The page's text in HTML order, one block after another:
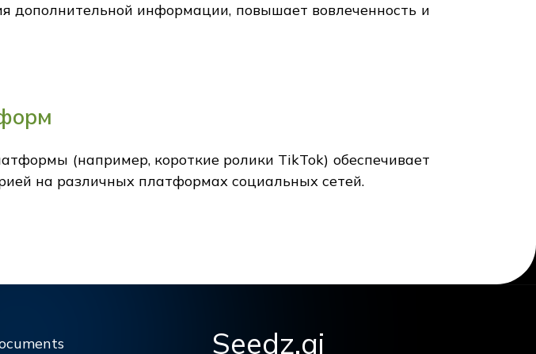
дополнительной информации, повышает вовлеченность и
(например, короткие ролики TikTok) обеспечивает
на различных платформах социальных сетей.
Seedz.ai